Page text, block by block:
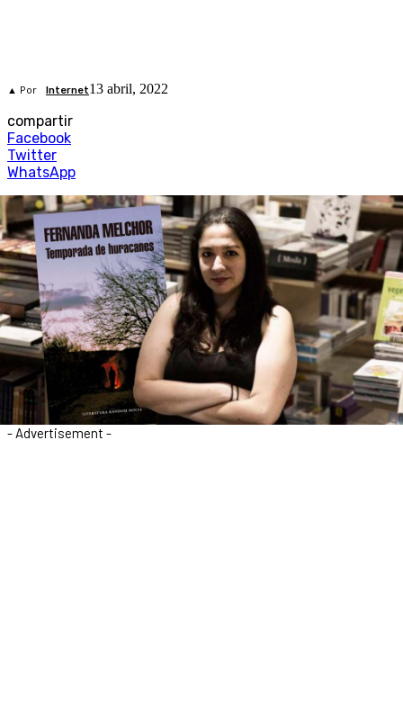
▲ Por Internet13 abril, 2022
compartir
Facebook
Twitter
WhatsApp
- Advertisement -